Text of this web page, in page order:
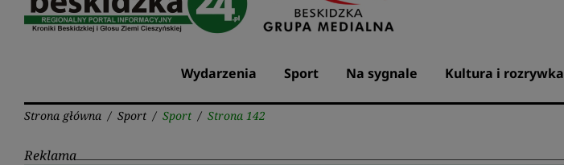
Wydarzenia Sport Na sygnale Kultura i rozrywka
Strona główna / Sport / Sport / Strona 142
Reklama